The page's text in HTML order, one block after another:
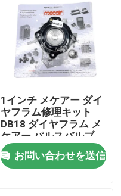
1インチ メケアー ダイ
ヤフラム修理キット
DB18 ダイヤフラム メ
ケアー パルスバルブ
VNP208 VNP308
VEM208 VEM308
VNP408 VEM408用
お問い合わせを送信